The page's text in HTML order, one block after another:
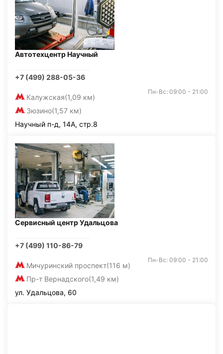
Автотехцентр Научный
+7 (499) 288-05-36
Калужская(1,09 км)
Зюзино(1,57 км)
Пн-Вс: 09:00 - 21:00
Научный п-д, 14А, стр.8
Сервисный центр Удальцова
+7 (499) 110-86-79
Мичуринский проспект(116 м)
Пр-т Вернадского(1,49 км)
Пн-Вс: 09:00 - 21:00
ул. Удальцова, 60